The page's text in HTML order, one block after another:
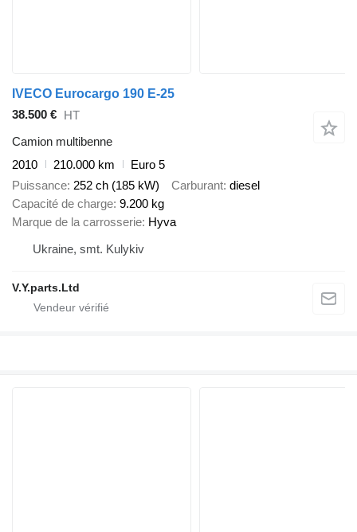
IVECO Eurocargo 190 E-25
38.500 € HT
Camion multibenne
2010
210.000 km
Euro 5
Puissance 252 ch (185 kW) Carburant diesel
Capacité de charge 9.200 kg
Marque de la carrosserie Hyva
Ukraine, smt. Kulykiv
V.Y.parts.Ltd